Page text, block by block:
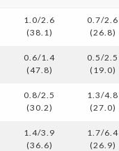
1.0/2.6
(38.1)
0.7/2.6
(26.8)
0.6/1.4
(47.8)
0.5/2.5
(19.0)
0.8/2.5
(30.2)
1.3/4.8
(27.0)
1.4/3.9
(36.6)
1.7/6.4
(26.9)